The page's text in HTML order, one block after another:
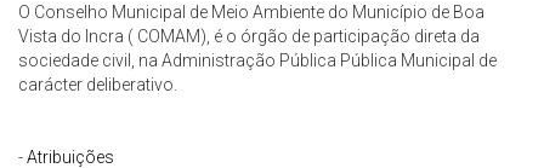
O Conselho Municipal de Meio Ambiente do Município de Boa
Vista do Incra ( COMAM), é o órgão de participação direta da
sociedade civil, na Administração Pública Pública Municipal de
carácter deliberativo.
-Atribuições